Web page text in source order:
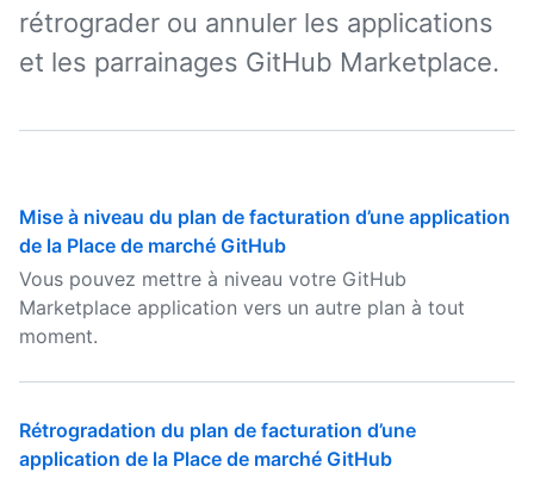
rétrograder ou annuler les applications
et les parrainages GitHub Marketplace.
Mise à niveau du plan de facturation d’une application
de la Place de marché GitHub
Vous pouvez mettre à niveau votre GitHub
Marketplace application vers un autre plan à tout
moment.
Rétrogradation du plan de facturation d’une
application de la Place de marché GitHub